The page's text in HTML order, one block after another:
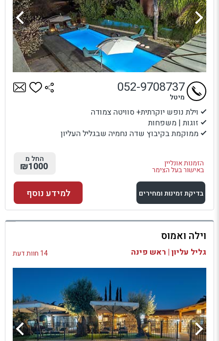
וילת נופש יוקרתית+ סוויטה צמודה
זוגות | משפחות
ממוקמת בקיבוץ שדה נחמיה שבגליל העליון
הזמנות אונליין
באישור בעל הצימר
052-9708737
מיטל
החל מ
₪1000
בדיקת זמינות ומחירים
למתחם זה
בדיקת זמינות ומחירים
למידע נוסף
וילה ואמוס
גליל עליון | ראש פינה 14 חוות דעת